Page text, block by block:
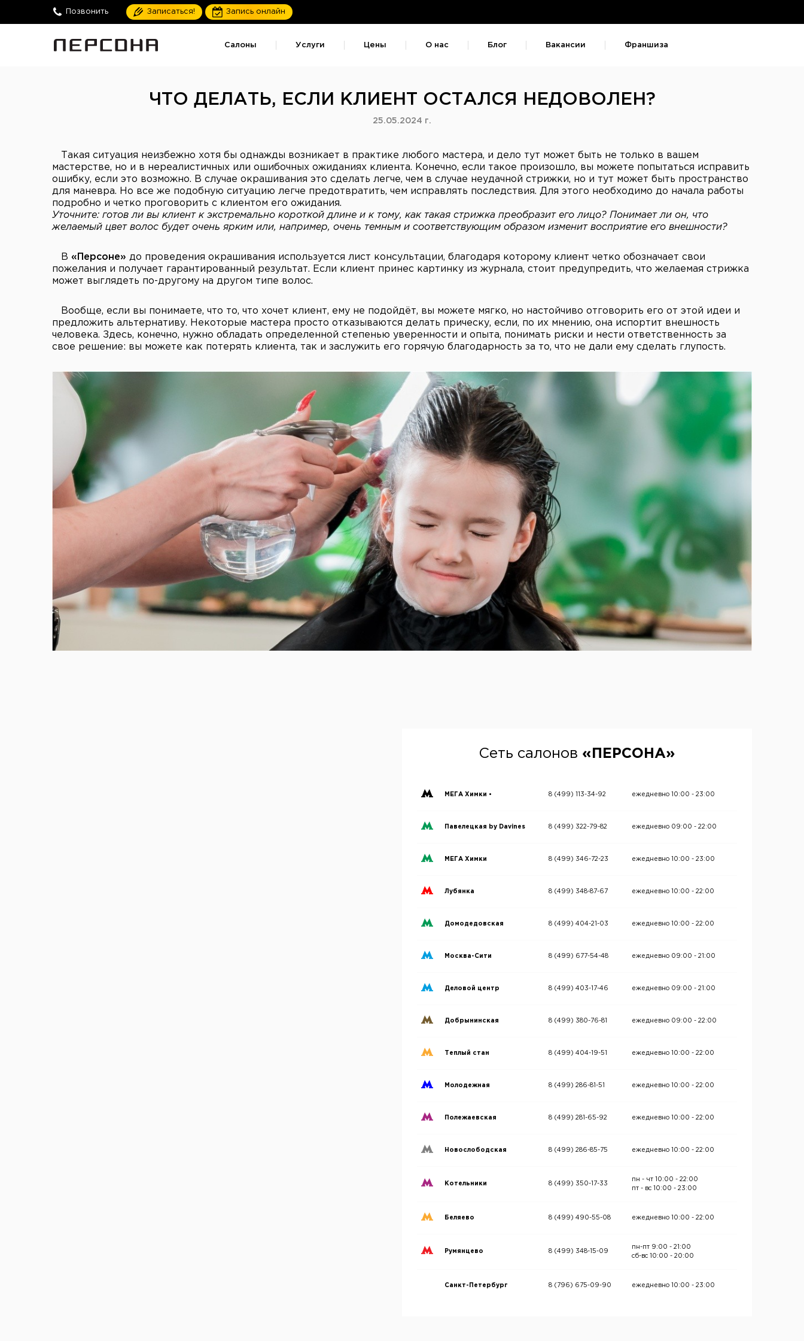
Позвонить Записаться! Запись онлайн
Салоны Услуги Цены О нас Блог Вакансии Франшиза
ЧТО ДЕЛАТЬ, ЕСЛИ КЛИЕНТ ОСТАЛСЯ НЕДОВОЛЕН?
25.05.2024 г.
Такая ситуация неизбежно хотя бы однажды возникает в практике любого мастера, и дело тут может быть не только в вашем
мастерстве, но и в нереалистичных или ошибочных ожиданиях клиента. Конечно, если такое произошло, вы можете попытаться исправить
ошибку, если это возможно. В случае окрашивания это сделать легче, чем в случае неудачной стрижки, но и тут может быть пространство
для маневра. Но все же подобную ситуацию легче предотвратить, чем исправлять последствия. Для этого необходимо до начала работы
подробно и четко проговорить с клиентом его ожидания.
Уточните: готов ли вы клиент к экстремально короткой длине и к тому, как такая стрижка преобразит его лицо? Понимает ли он, что
желаемый цвет волос будет очень ярким или, например, очень темным и соответствующим образом изменит восприятие его внешности?
В «Персоне» до проведения окрашивания используется лист консультации, благодаря которому клиент четко обозначает свои
пожелания и получает гарантированный результат. Если клиент принес картинку из журнала, стоит предупредить, что желаемая стрижка
может выглядеть по-другому на другом типе волос.
Вообще, если вы понимаете, что то, что хочет клиент, ему не подойдёт, вы можете мягко, но настойчиво отговорить его от этой идеи и
предложить альтернативу. Некоторые мастера просто отказываются делать прическу, если, по их мнению, она испортит внешность
человека. Здесь, конечно, нужно обладать определенной степенью уверенности и опыта, понимать риски и нести ответственность за
свое решение: вы можете как потерять клиента, так и заслужить его горячую благодарность за то, что не дали ему сделать глупость.
Сеть салонов «ПЕРСОНА»
МЕГА Химки • 8 (499) 113-34-92 ежедневно 10:00 - 23:00
Павелецкая by Davines 8 (499) 322-79-82 ежедневно 09:00 - 22:00
МЕГА Химки 8 (499) 346-72-23 ежедневно 10:00 - 23:00
Лубянка 8 (499) 348-87-67 ежедневно 10:00 - 22:00
Домодедовская 8 (499) 404-21-03 ежедневно 10:00 - 22:00
Москва-Сити 8 (499) 677-54-48 ежедневно 09:00 - 21:00
Деловой центр 8 (499) 403-17-46 ежедневно 09:00 - 21:00
Добрынинская 8 (499) 380-76-81 ежедневно 09:00 - 22:00
Теплый стан 8 (499) 404-19-51 ежедневно 10:00 - 22:00
Молодежная 8 (499) 286-81-51 ежедневно 10:00 - 22:00
Полежаевская 8 (499) 281-65-92 ежедневно 10:00 - 22:00
Новослободская 8 (499) 286-85-75 ежедневно 10:00 - 22:00
Котельники 8 (499) 350-17-33
пн - чт 10:00 - 22:00
пт - вс 10:00 - 23:00
Беляево 8 (499) 490-55-08 ежедневно 10:00 - 22:00
Румянцево 8 (499) 348-15-09
пн-пт 9:00 - 21:00
сб-вс 10:00 - 20:00
Санкт-Петербург 8 (796) 675-09-90 ежедневно 10:00 - 23:00